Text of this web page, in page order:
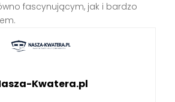
fascynującym, jak i bardzo
Kwatera.pl